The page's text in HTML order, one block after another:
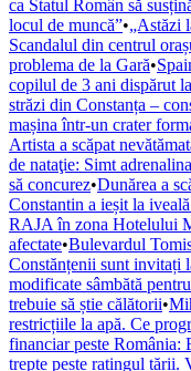
ca Statul Român să
locul de muncă”•„Astăzi
Scandalul din centrul
problema de la Gară•
copilul de 3 ani dispărut
străzi din Constanța –
mașina într-un crater
Artista a scăpat
de nataţie: Simt
să concurez•Dunărea a
Constantin a ieșit la
RAJA în zona Hotelului
afectate•Bulevardul
Constănțenii sunt invitați
modificate sâmbătă
trebuie să știe călătorii•
restricțiile la apă. Ce
financiar peste România:
trepte peste ratingul țării.